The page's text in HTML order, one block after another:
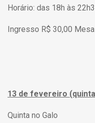
Horário: das 18h às
Ingresso R$ 30,00
13 de fevereiro
Quinta no Galo